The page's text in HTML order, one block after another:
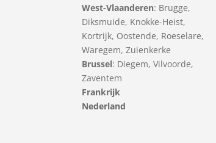
West-Vlaanderen: Brugge,
Diksmuide, Knokke-Heist,
Kortrijk, Oostende, Roeselare,
Waregem,Zuienkerke
Brussel: Diegem, Vilvoorde,
Zaventem
Frankrijk
Nederland